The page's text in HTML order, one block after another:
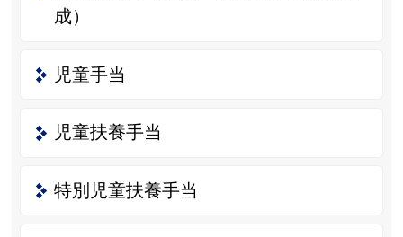
成）
児童手当
児童扶養手当
特別児童扶養手当